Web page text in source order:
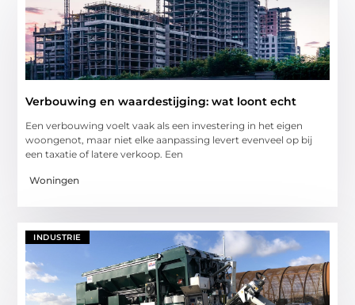
Verbouwing en waardestijging: wat loont echt
Een verbouwing voelt vaak als een investering in het eigen
woongenot, maar niet elke aanpassing levert evenveel op bij
een taxatie of latere verkoop. Een
Woningen
INDUSTRIE